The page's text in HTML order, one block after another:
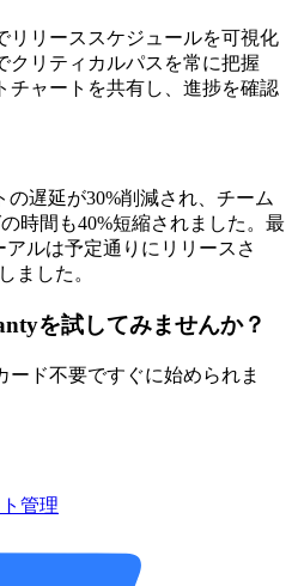
リリーススケジュールを可視化
クリティカルパスを常に把握
チャートを共有し、進捗を確認
の遅延が30%削減され、チーム
時間も40%短縮されました。最
ルは予定通りにリリースさ
ました。
を試してみませんか？
ード不要ですぐに始められま
管理